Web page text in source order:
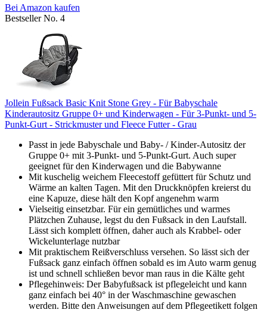
Bei Amazon kaufen
Bestseller No. 4
Jollein Fußsack Basic Knit Stone Grey - Für Babyschale
Kinderautositz Gruppe 0+ und Kinderwagen - Für 3-Punkt- und 5-
Punkt-Gurt - Strickmuster und Fleece Futter - Grau
Passt in jede Babyschale und Baby- / Kinder-Autositz der
Gruppe 0+ mit 3-Punkt- und 5-Punkt-Gurt. Auch super
geeignet für den Kinderwagen und die Babywanne
Mit kuschelig weichem Fleecestoff gefüttert für Schutz und
Wärme an kalten Tagen. Mit den Druckknöpfen kreierst du
eine Kapuze, diese hält den Kopf angenehm warm
Vielseitig einsetzbar. Für ein gemütliches und warmes
Plätzchen Zuhause, legst du den Fußsack in den Laufstall.
Lässt sich komplett öffnen, daher auch als Krabbel- oder
Wickelunterlage nutzbar
Mit praktischem Reißverschluss versehen. So lässt sich der
Fußsack ganz einfach öffnen sobald es im Auto warm genug
ist und schnell schließen bevor man raus in die Kälte geht
Pflegehinweis: Der Babyfußsack ist pflegeleicht und kann
ganz einfach bei 40° in der Waschmaschine gewaschen
werden. Bitte den Anweisungen auf dem Pflegeetikett folgen